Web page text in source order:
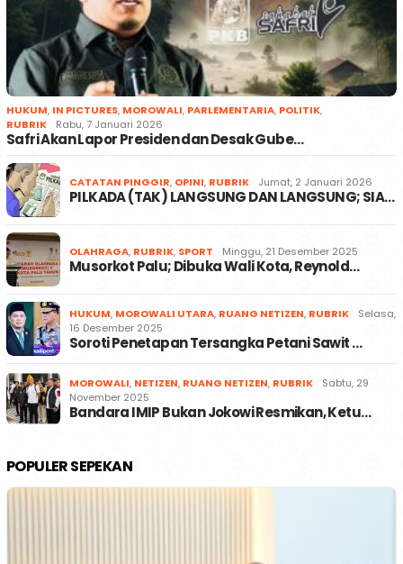
HUKUM, IN PICTURES, MOROWALI, PARLEMENTARIA, POLITIK,
RUBRIK
Rabu, 7 Januari 2026
Safri Akan Lapor Presiden dan Desak Gube…
CATATAN PINGGIR, OPINI, RUBRIK Jumat, 2 Januari 2026
PILKADA (TAK) LANGSUNG DAN LANGSUNG; SIA…
OLAHRAGA, RUBRIK, SPORT Minggu, 21 Desember 2025
Musorkot Palu; Dibuka Wali Kota, Reynold…
HUKUM, MOROWALI UTARA, RUANG NETIZEN, RUBRIK
Selasa,
16 Desember 2025
Soroti Penetapan Tersangka Petani Sawit …
MOROWALI, NETIZEN, RUANG NETIZEN, RUBRIK
Sabtu, 29
November 2025
Bandara IMIP Bukan Jokowi Resmikan, Ketu…
POPULER SEPEKAN